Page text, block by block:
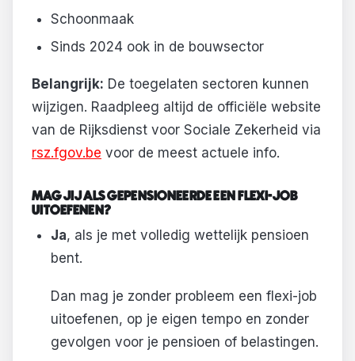
Schoonmaak
Sinds 2024 ook in de bouwsector
Belangrijk: De toegelaten sectoren kunnen
wijzigen. Raadpleeg altijd de officiële website
van de Rijksdienst voor Sociale Zekerheid via
rsz.fgov.be voor de meest actuele info.
MAG JIJ ALS GEPENSIONEERDE EEN FLEXI-JOB
UITOEFENEN?
Ja, als je met volledig wettelijk pensioen
bent.
Dan mag je zonder probleem een flexi-job
uitoefenen, op je eigen tempo en zonder
gevolgen voor je pensioen of belastingen.